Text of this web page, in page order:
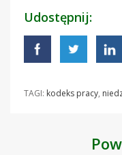
Udostępnij:
TAGI: kodeks pracy,